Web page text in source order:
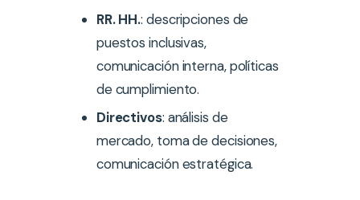
RR. HH.: descripciones de
puestos inclusivas,
comunicación interna, políticas
de cumplimiento.
Directivos: análisis de
mercado, toma de decisiones,
comunicación estratégica.